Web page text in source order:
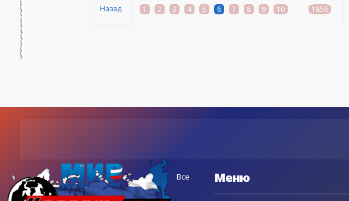
Назад 1 2 3 4 5 6 7 8 9 10 1856
Все Меню